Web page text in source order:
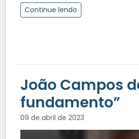
Continue lendo
João Campos
fundamento”
09 de abril de 2023